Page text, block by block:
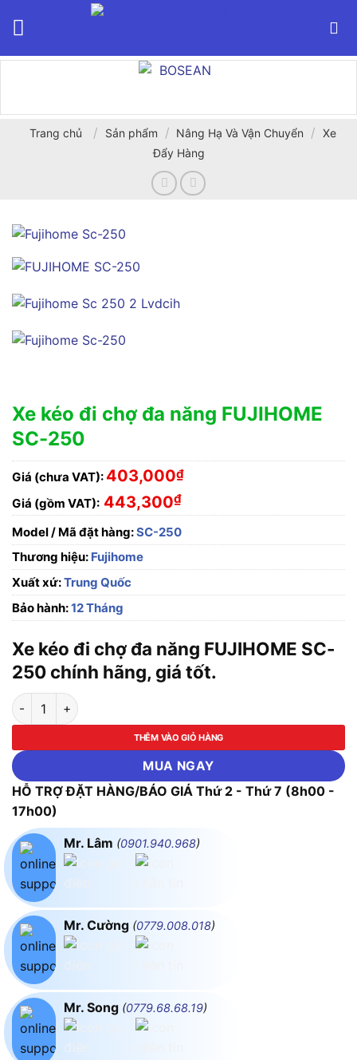
Trang chủ / Sản phẩm / Nâng Hạ Và Vận Chuyển / Xe
Đẩy Hàng
Xe kéo đi chợ đa năng FUJIHOME
SC-250
Giá (chưa VAT): 403,000₫
Giá (gồm VAT): 443,300₫
Model / Mã đặt hàng:SC-250
Thương hiệu: Fujihome
Xuất xứ:Trung Quốc
Bảo hành:12 Tháng
Xe kéo đi chợ đa năng FUJIHOME SC-
250 chính hãng, giá tốt.
Xe kéo đi chợ đa năng FUJIHOME SC-250 số lượng
THÊM VÀO GIỎ HÀNG
MUA NGAY
HỖ TRỢ ĐẶT HÀNG/BÁO GIÁ Thứ 2 - Thứ 7 (8h00 -
17h00)
Mr. Lâm (0901.940.968)
Mr. Cường (0779.008.018)
Mr. Song (0779.68.68.19)